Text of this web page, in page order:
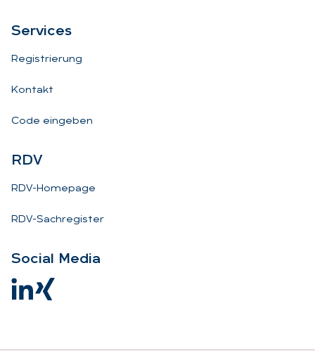
Ser­vices
Registrierung
Kontakt
Code eingeben
RDV
RDV-Homepage
RDV-Sachregister
So­ci­al Me­dia